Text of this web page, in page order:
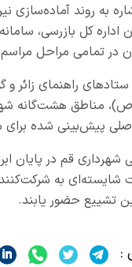
به روند آماده‌سازی
در تمامی مراحل
مناطق هشت‌گانه
پیش‌بینی شده برای
شهرداری قم در پایان
به
تشییع حضور یابند.
: